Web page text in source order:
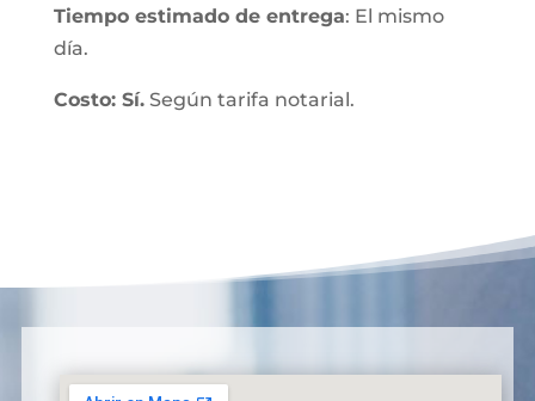
Tiempo estimado de entrega: El mismo
día.
Costo: Sí.Según tarifa notarial.